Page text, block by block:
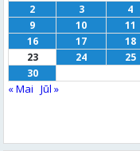
2
3 4
9
10 11
16
17 18
23
24 25
30
« Mai Jūl »